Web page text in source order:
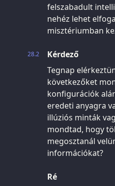
felszabadult
nehéz lehet
misztériumban
28.2
Kérdező
Tegnap
következőket
konfigurációk
eredeti anyagra
illúziós minták
mondtad, hogy
megosztanál
információkat?
Ré